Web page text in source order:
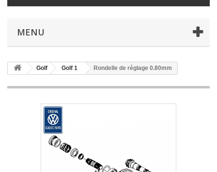
MENU
Golf Golf 1 Rondelle de réglage 0.80mm